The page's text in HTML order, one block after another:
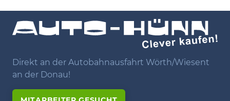
Direkt an der Autobahnausfahrt Wörth/Wiesent
an der Donau!